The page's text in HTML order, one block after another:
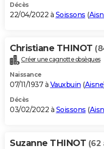
S'inscrire
Se connecter
Lycées
Collèges
Primaires
Universités
Entreprises
Service militaire
Avis de recherche
AVIS DE DÉCÈS
Bricolage
Lifestyle
Culture
Sport
Auto
Television
Voyage
Cinema
Décès
22/04/2022 à Soissons (
Christiane THINOT
Créer une cagnotte obsèques
Naissance
07/11/1937 à Vauxbuin (Aisne
Décès
03/02/2022 à Soissons (
Suzanne THINOT (62